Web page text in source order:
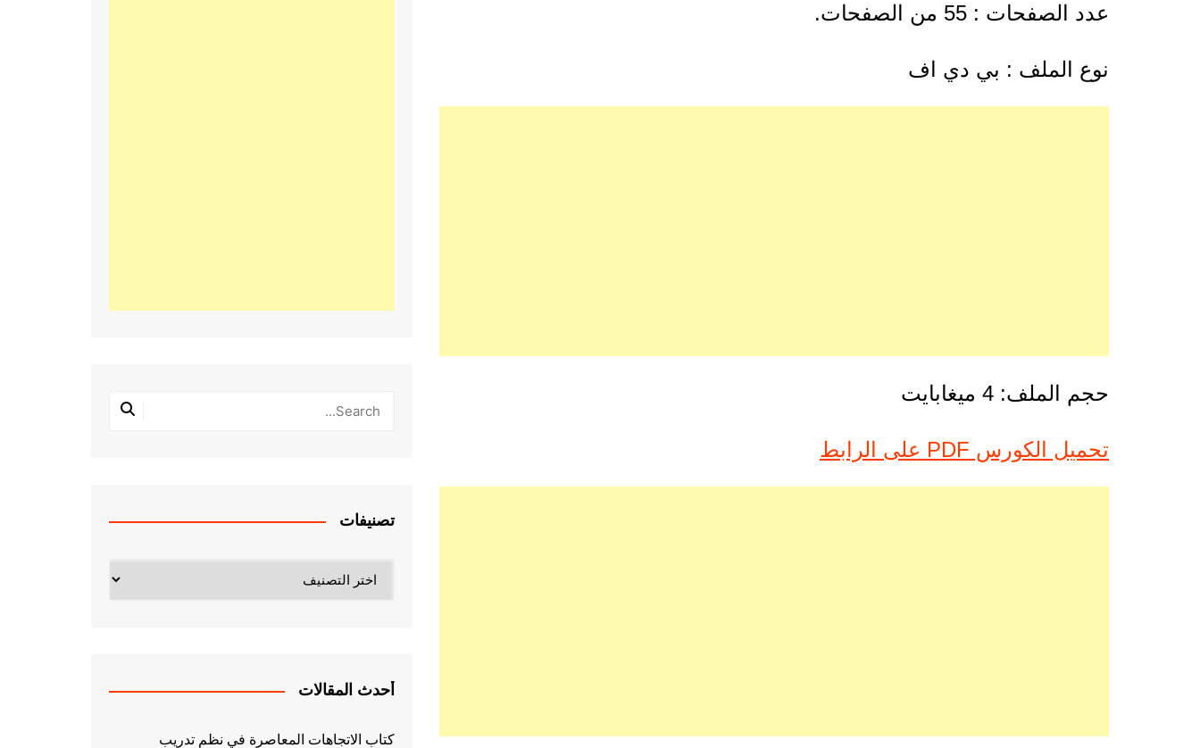
عدد الصفحات : 55 من الصفحات.
نوع الملف : بي دي اف
حجم الملف: 4 ميغابايت
تحميل الكورس PDF على الرابط
تصنيفات
أحدث المقالات
كتاب الاتجاهات المعاصرة في نظم تدريب